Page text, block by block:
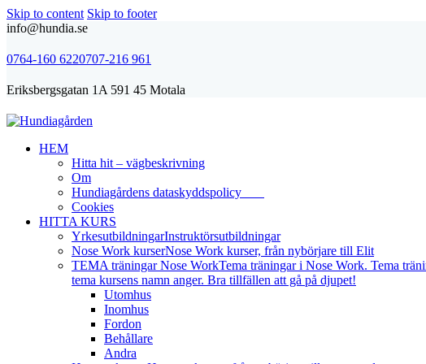
Skip to content Skip to footer
info@hundia.se
0764-160 6220707-216 961
Eriksbergsgatan 1A 591 45 Motala
HEM
Hitta hit – vägbeskrivning
Om
Hundiagårdens dataskyddspolicy
Cookies
HITTA KURS
YrkesutbildningarInstruktörsutbildningar
Nose Work kurserNose Work kurser, från nybörjare till Elit
TEMA träningar Nose WorkTema träningar i Nose Work. Tema
tema kursens namn anger. Bra tillfällen att gå på djupet!
Utomhus
Inomhus
Fordon
Behållare
Andra